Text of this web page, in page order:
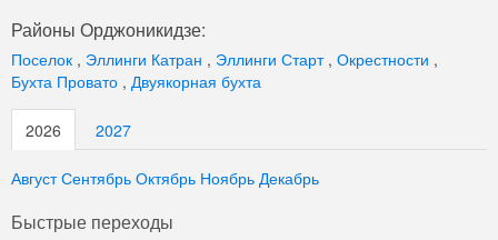
Районы Орджоникидзе:
Поселок , Эллинги Катран , Эллинги Старт , Окрестности ,
Бухта Провато , Двуякорная бухта
2026 2027
Август Сентябрь Октябрь Ноябрь Декабрь
Быстрые переходы